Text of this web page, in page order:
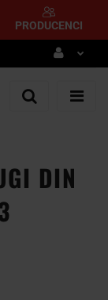
PRODUCENCI
Zaloguj się
DIN